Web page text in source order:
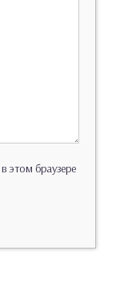
этом браузере